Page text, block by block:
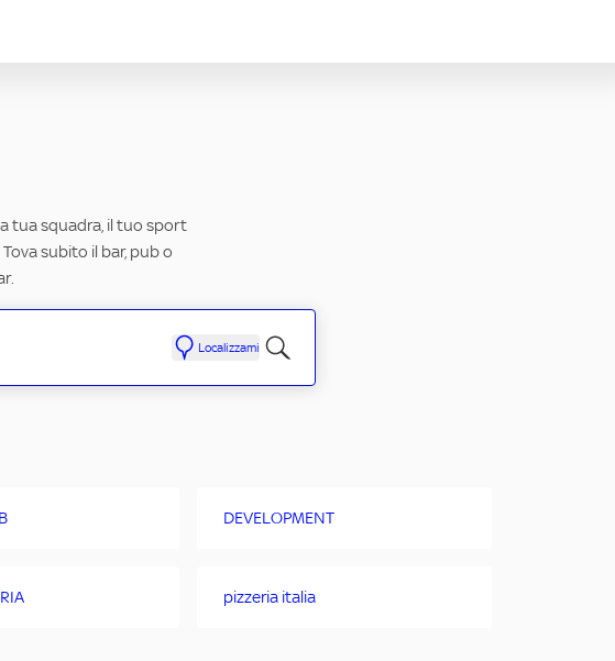
tua squadra, il tuo sport
subito il bar, pub o
Localizzami
DEVELOPMENT
pizzeria italia